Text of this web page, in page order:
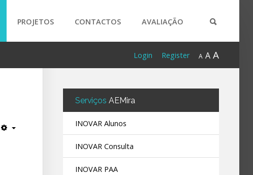
PROJETOS CONTACTOS AVALIAÇÃO
A A A
Register
Login
ServiçosAEMira
INOVAR Alunos
INOVAR Consulta
INOVAR PAA